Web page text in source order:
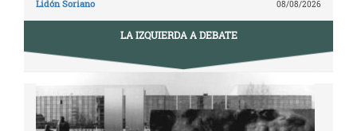
Lidón Soriano 08/08/2026
LA IZQUIERDA A DEBATE